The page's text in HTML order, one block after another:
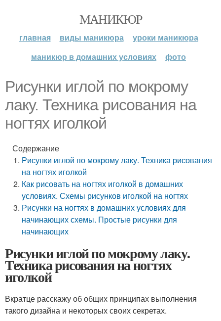
МАНИКЮР
главная виды маникюра
уроки маникюра
маникюр в домашних условиях
фото
Рисунки иглой по мокрому
лаку. Техника рисования на
ногтях иголкой
Содержание
Рисунки иглой по мокрому лаку. Техника рисования
на ногтях иголкой
Как рисовать на ногтях иголкой в домашних
условиях. Схемы рисунков иголкой на ногтях
Рисунки на ногтях в домашних условиях для
начинающих схемы. Простые рисунки для
начинающих
Рисунки иглой по мокрому лаку.
Техника рисования на ногтях
иголкой
Вкратце расскажу об общих принципах выполнения
такого дизайна и некоторых своих секретах.